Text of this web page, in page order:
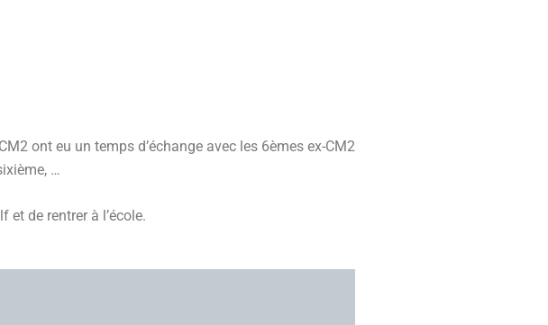
ont eu un temps d’échange avec les 6èmes ex-CM2
…
de rentrer à l’école.